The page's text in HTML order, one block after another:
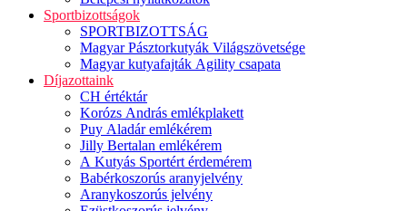
Sportbizottságok
SPORTBIZOTTSÁG
Magyar Pásztorkutyák Világszövetsége
Magyar kutyafajták Agility csapata
Díjazottaink
CH értéktár
Korózs András emlékplakett
Puy Aladár emlékérem
Jilly Bertalan emlékérem
A Kutyás Sportért érdemérem
Babérkoszorús aranyjelvény
Aranykoszorús jelvény